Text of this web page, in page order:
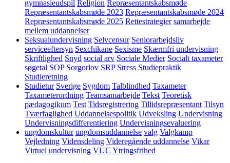
gymnasieudspil Religion Repræsentantskabsmøde
Repræsentantskabsmøde 2023 Repræsentantskabsmøde 2024
Repræsentantskabsmøde 2025 Rettestrategier samarbejde
mellem uddannelser
Seksualundervisning Selvcensur Seniorarbejdsliv
serviceeftersyn Sexchikane Sexisme Skærmfri undervisning
Skriftlighed Snyd social arv Sociale Medier Socialt taxameter
søgetal SOP Sorgorlov SRP Stress Studiepraktik
Studieretning
Studietur Sverige Sygdom Talblindhed Taxameter
Taxameterordning Teamsamarbejde Tekst Teoretisk
pædagogikum Test Tidsregistrering Tillidsrepræsentant Tilsyn
Tværfaglighed Uddannelsespolitik Udveksling Undervisning
Undervisningsdifferentiering Undervisningsevaluering
ungdomskultur ungdomsuddannelse valg Valgkamp
Vejledning Vidensdeling Videregående uddannelse Vikar
Virtuel undervisning VUC Ytringsfrihed